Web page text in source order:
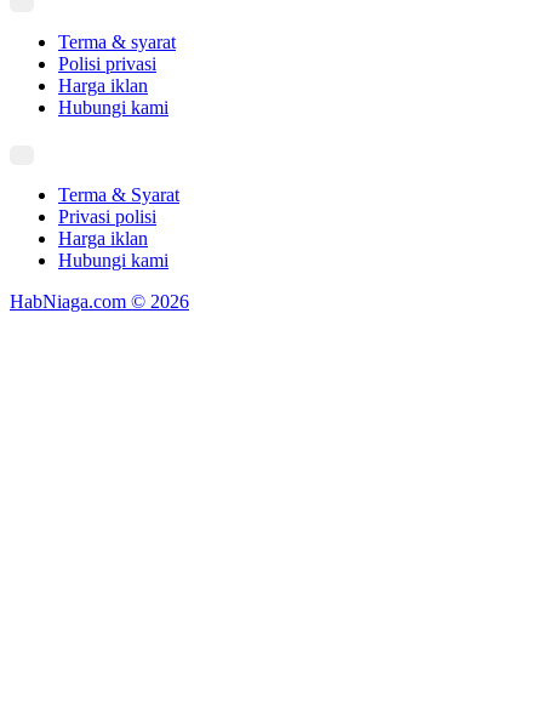
Terma & syarat
Polisi privasi
Harga iklan
Hubungi kami
Terma & Syarat
Privasi polisi
Harga iklan
Hubungi kami
HabNiaga.com © 2026